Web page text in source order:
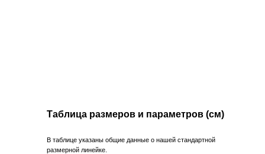
Таблица размеров и параметров (см)
В таблице указаны общие данные о нашей стандартной
размерной линейке.
Покупателям